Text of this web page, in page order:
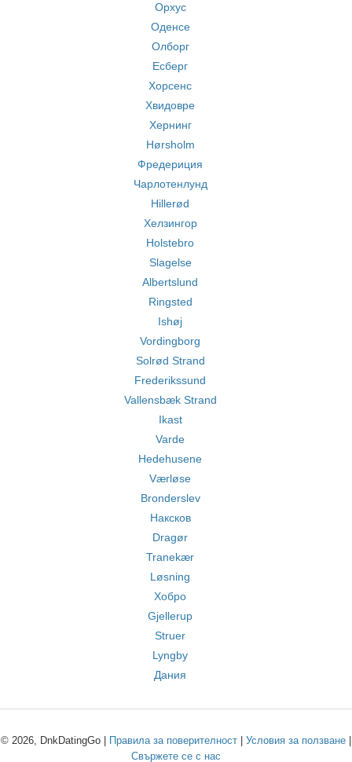
Орхус
Оденсе
Олборг
Есберг
Хорсенс
Хвидовре
Хернинг
Hørsholm
Фредериция
Чарлотенлунд
Hillerød
Хелзингор
Holstebro
Slagelse
Albertslund
Ringsted
Ishøj
Vordingborg
Solrød Strand
Frederikssund
Vallensbæk Strand
Ikast
Varde
Hedehusene
Værløse
Bronderslev
Наксков
Dragør
Tranekær
Løsning
Хобро
Gjellerup
Struer
Lyngby
Дания
© 2026, DnkDatingGo | Правила за поверителност Условия за ползване
Свържете се с нас